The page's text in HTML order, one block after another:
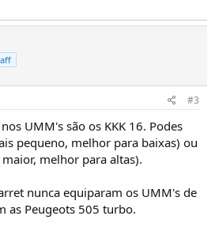
#3
UMM's são os KKK 16. Podes
pequeno, melhor para baixas) ou
melhor para altas).
nunca equiparam os UMM's de
as Peugeots 505 turbo.